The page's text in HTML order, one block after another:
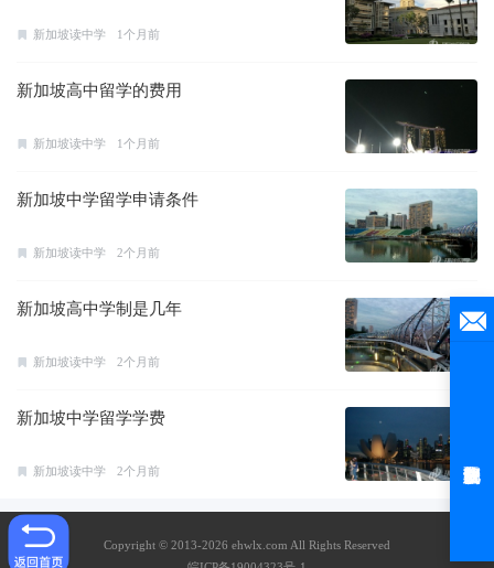
新加坡读中学 1个月前
新加坡高中留学的费用
新加坡读中学 1个月前
新加坡中学留学申请条件
新加坡读中学 2个月前
新加坡高中学制是几年
新加坡读中学 2个月前
新加坡中学留学学费
新加坡读中学 2个月前
Copyright © 2013-2026 ehwlx.com All Rights Reserved